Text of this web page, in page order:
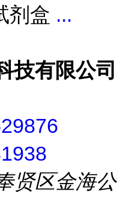
剂盒 ...
技有限公司
贤区金海公